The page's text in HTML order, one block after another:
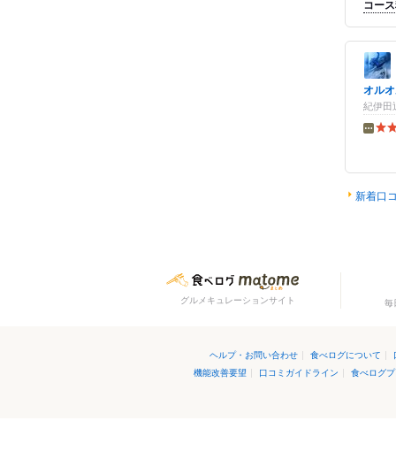
コー
オル
紀伊田
その
新着口
グルメキュレーションサイト 毎
ヘルプ・お問い合わせ | 食べログについて |
機能改善要望 | 口コミガイドライン | 食べログ